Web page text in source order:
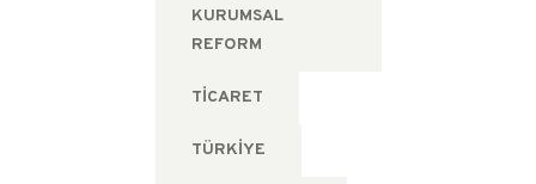
KURUMSAL
REFORM
TICARET
TÜRKIYE